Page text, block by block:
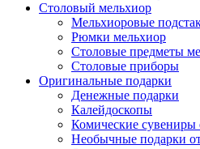
Столовый мельхиор
Мельхиоровые
Рюмки мельхиор
Столовые предметы
Столовые приборы
Оригинальные подарки
Денежные подарки
Калейдоскопы
Комические
Необычные подарки